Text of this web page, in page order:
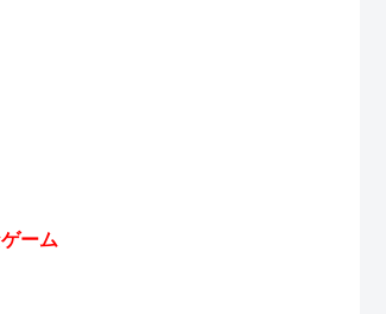
ーム